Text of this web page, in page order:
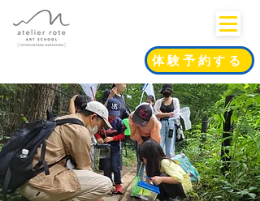
体験予約する